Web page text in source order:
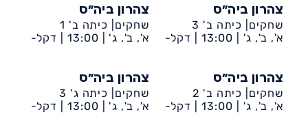
צהרון ביה״ס
שחקים| כיתה ב' 3
א', ב', ג' | 13:00 |
דקל-
צהרון ביה״ס
שחקים| כיתה ב' 1
א', ב', ג' | 13:00 |
דקל-
צהרון ביה״ס
שחקים| כיתה ב' 2
א', ב', ג' | 13:00 |
דקל-
צהרון ביה״ס
שחקים| כיתה ג' 3
א', ב', ג' | 13:00 |
דקל-